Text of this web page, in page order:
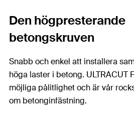
Den högpresterande
betongskruven
Snabb och enkel att installera
höga laster i betong. ULTRACUT
möjliga pålitlighet och är vår
om betonginfästning.